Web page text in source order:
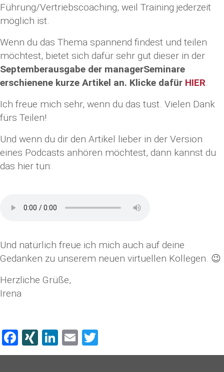
Führung/Vertriebscoaching, weil Training jederzeit
möglich ist.
Wenn du das Thema spannend findest und teilen
möchtest, bietet sich dafür sehr gut dieser in der
Septemberausgabe der managerSeminare
erschienene kurze Artikel an. Klicke dafür HIER.
Ich freue mich sehr, wenn du das tust. Vielen Dank
fürs Teilen!
Und wenn du dir den Artikel lieber in der Version
eines Podcasts anhören möchtest, dann kannst du
das hier tun:
Und natürlich freue ich mich auch auf deine
Gedanken zu unserem neuen virtuellen Kollegen. 😉
Herzliche Grüße,
Irena
Facebook
XINGLinkedIn
Email